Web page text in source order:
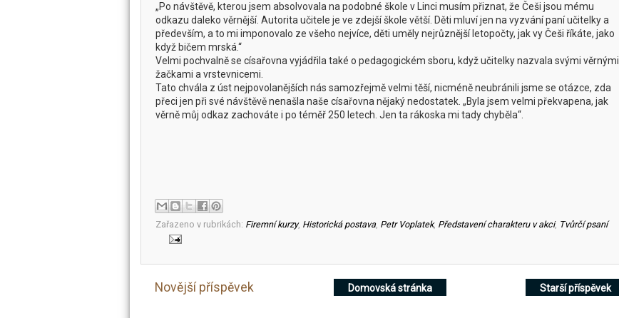
„Po návštěvě, kterou jsem absolvovala na podobné škole v Linci musím přiznat, že Češi jsou mému
odkazu daleko věrnější. Autorita učitele je ve zdejší škole větší. Děti mluví jen na vyzvání paní učitelky a
především, a to mi imponovalo ze všeho nejvíce, děti uměly nejrůznější letopočty, jak vy Češi říkáte, jako
když bičem mrská.“
Velmi pochvalně se císařovna vyjádřila také o pedagogickém sboru, když učitelky nazvala svými věrnými
žačkami a vrstevnicemi.
Tato chvála z úst nejpovolanějších nás samozřejmě velmi těší, nicméně neubránili jsme se otázce, zda
přeci jen při své návštěvě nenašla naše císařovna nějaký nedostatek. „Byla jsem velmi překvapena, jak
věrně můj odkaz zachováte i po téměř 250 letech. Jen ta rákoska mi tady chyběla“.
Zařazeno v rubrikách: Firemní kurzy, Historická postava, Petr Voplatek, Představení charakteru v akci, Tvůrčí psaní
Novější příspěvek Starší příspěvek
Domovská stránka